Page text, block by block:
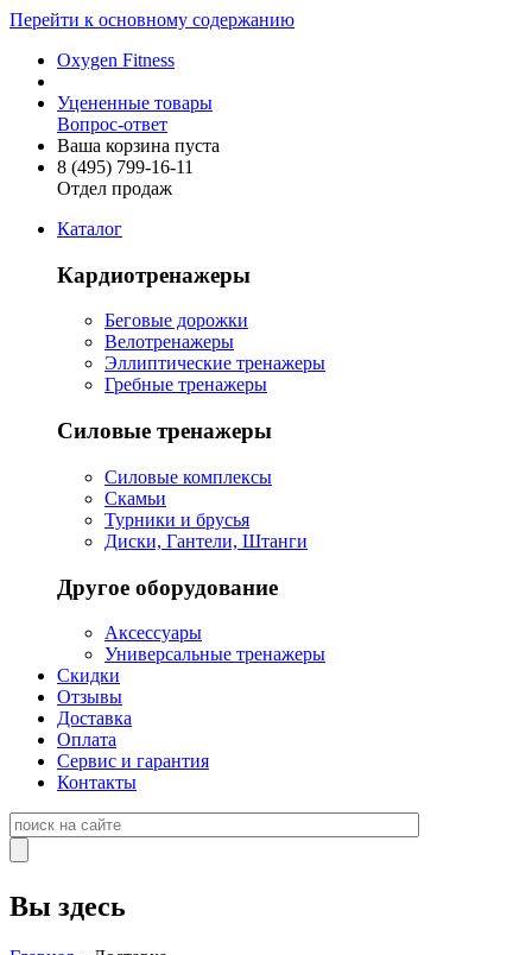
Перейти к основному содержанию
Oxygen Fitness
Уцененные товары
Вопрос-ответ
Ваша корзина пуста
8 (495) 799-16-11
Отдел продаж
Каталог
Кардиотренажеры
Беговые дорожки
Велотренажеры
Эллиптические тренажеры
Гребные тренажеры
Силовые тренажеры
Силовые комплексы
Скамьи
Турники и брусья
Диски, Гантели, Штанги
Другое оборудование
Аксессуары
Универсальные тренажеры
Скидки
Отзывы
Доставка
Оплата
Сервис и гарантия
Контакты
Вы здесь